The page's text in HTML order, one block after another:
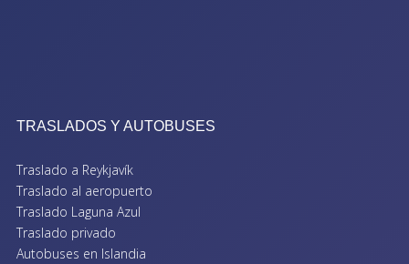
TRASLADOS Y AUTOBUSES
Traslado a Reykjavík
Traslado al aeropuerto
Traslado Laguna Azul
Traslado privado
Autobuses en Islandia